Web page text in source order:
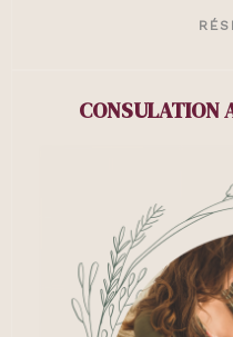
CONSULATION